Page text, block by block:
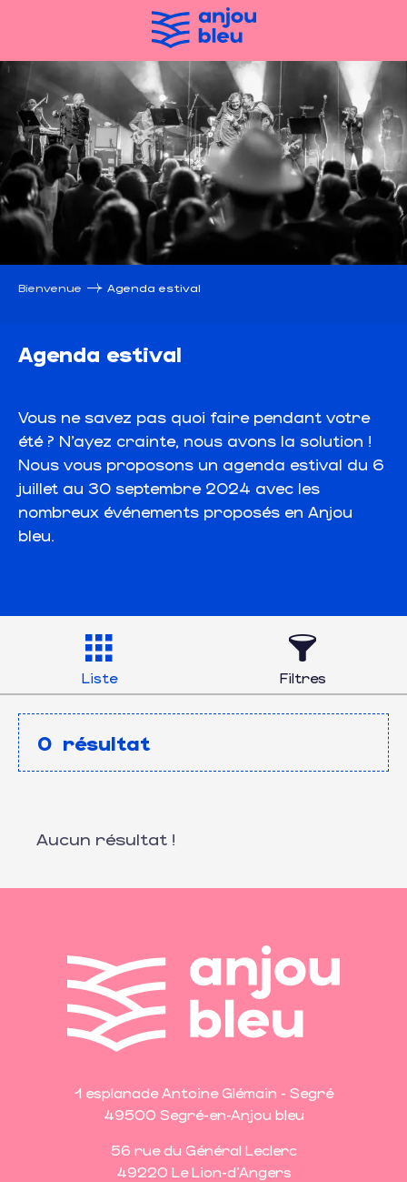
principal
Bienvenue Agenda estival
Agenda estival
Vous ne savez pas quoi faire pendant votre
été ? N’ayez crainte, nous avons la solution !
Nous vous proposons un agenda estival du 6
juillet au 30 septembre 2024 avec les
nombreux événements proposés en Anjou
bleu.
Liste Filtres
0 résultat
Aucun résultat !
1 esplanade Antoine Glémain - Segré
49500 Segré-en-Anjou bleu
56 rue du Général Leclerc
49220 Le Lion-d'Angers